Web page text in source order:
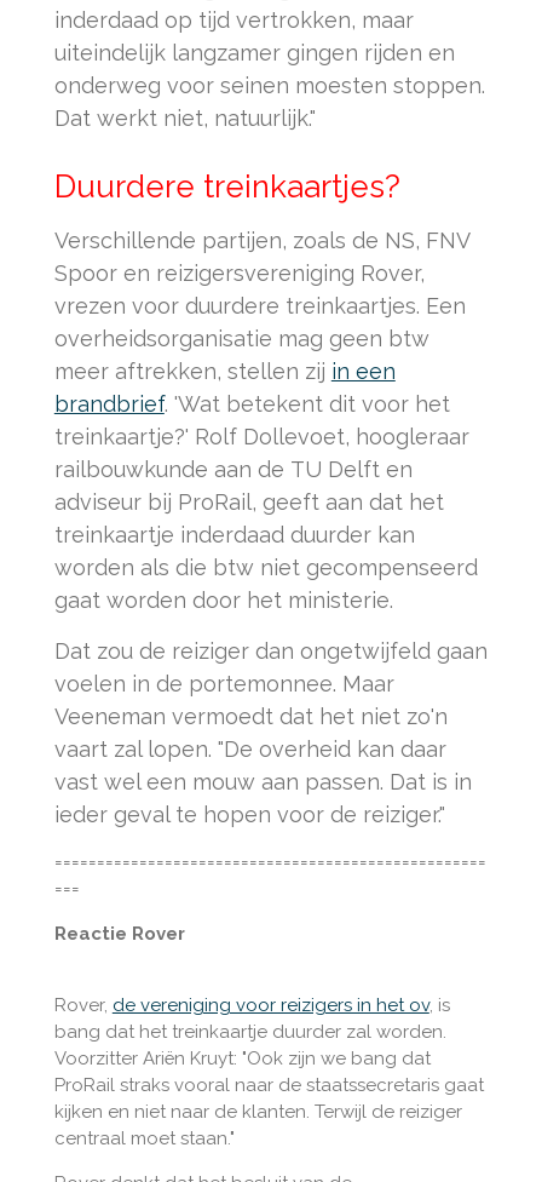
inderdaad op tijd vertrokken, maar
uiteindelijk langzamer gingen rijden en
onderweg voor seinen moesten stoppen.
Dat werkt niet, natuurlijk."
Duurdere treinkaartjes?
Verschillende partijen, zoals de NS, FNV
Spoor en reizigersvereniging Rover,
vrezen voor duurdere treinkaartjes. Een
overheidsorganisatie mag geen btw
meer aftrekken, stellen zij in een
brandbrief. 'Wat betekent dit voor het
treinkaartje?' Rolf Dollevoet, hoogleraar
railbouwkunde aan de TU Delft en
adviseur bij ProRail, geeft aan dat het
treinkaartje inderdaad duurder kan
worden als die btw niet gecompenseerd
gaat worden door het ministerie.
Dat zou de reiziger dan ongetwijfeld gaan
voelen in de portemonnee. Maar
Veeneman vermoedt dat het niet zo'n
vaart zal lopen. "De overheid kan daar
vast wel een mouw aan passen. Dat is in
ieder geval te hopen voor de reiziger."
===================================================
===
Reactie Rover
Rover, de vereniging voor reizigers in het ov, is
bang dat het treinkaartje duurder zal worden.
Voorzitter Ariën Kruyt: "Ook zijn we bang dat
ProRail straks vooral naar de staatssecretaris gaat
kijken en niet naar de klanten. Terwijl de reiziger
centraal moet staan."